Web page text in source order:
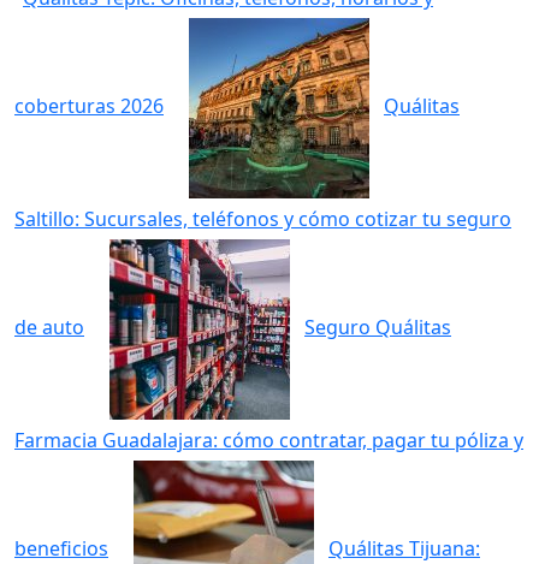
coberturas 2026 Quálitas
Saltillo: Sucursales, teléfonos y cómo cotizar tu seguro
de auto Seguro Quálitas
Farmacia Guadalajara: cómo contratar, pagar tu póliza y
beneficios Quálitas Tijuana: